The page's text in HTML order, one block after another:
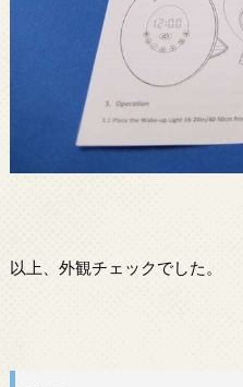
以上、外観チェックでした。